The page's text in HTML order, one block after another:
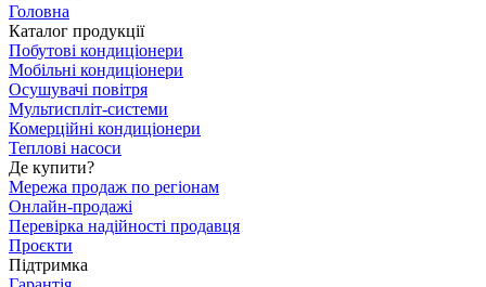
Головна
Каталог продукції
Побутові кондиціонери
Мобільні кондиціонери
Осушувачі повітря
Мультиспліт-системи
Комерційні кондиціонери
Теплові насоси
Де купити?
Мережа продаж по регіонам
Онлайн-продажі
Перевірка надійності продавця
Проєкти
Підтримка